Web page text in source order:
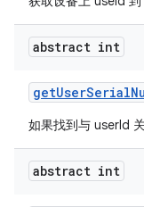
abstract int
getUserSerial
如果找到与 userId
abstract int